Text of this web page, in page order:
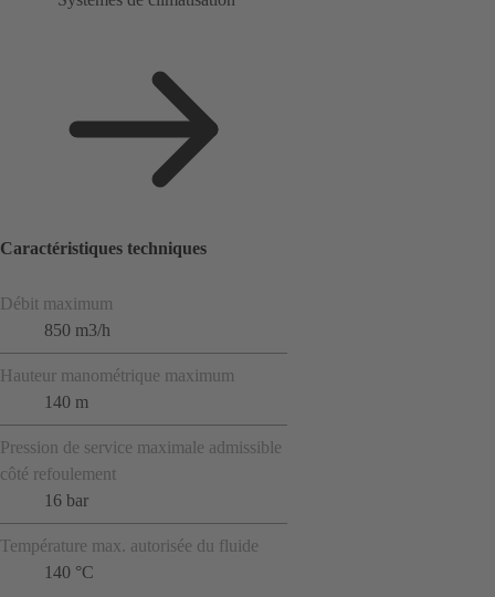
Caractéristiques techniques
Débit maximum
850 m3/h
Hauteur manométrique maximum
140 m
Pression de service maximale admissible
côté refoulement
16 bar
Température max. autorisée du fluide
140 °C